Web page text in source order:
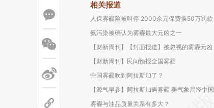
相关报道
人保雾霾险被叫停 2000余元保费换50万罚款
氨污染被确认为雾霾最大元凶之一
【财新周刊】【封面报道】被忽视的雾霾元凶
【财新周刊】民间预报全国雾霾
中国雾霾吹到阿拉斯加了？
【源气早参】阿拉斯加遇雾霾 美气象局怪中国
雾霾与油品质量关系有多大？